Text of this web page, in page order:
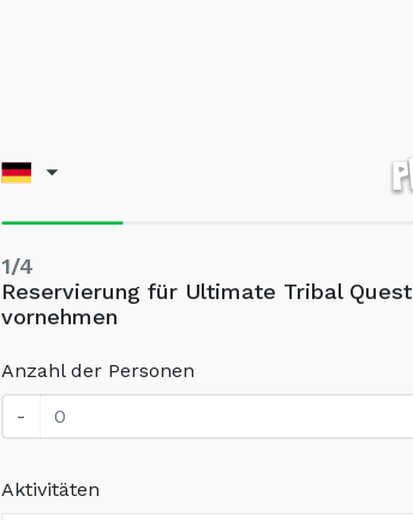
1/4
Reservierung für Ultimate Tribal Quest
vornehmen
Anzahl der Personen
-
Aktivitäten